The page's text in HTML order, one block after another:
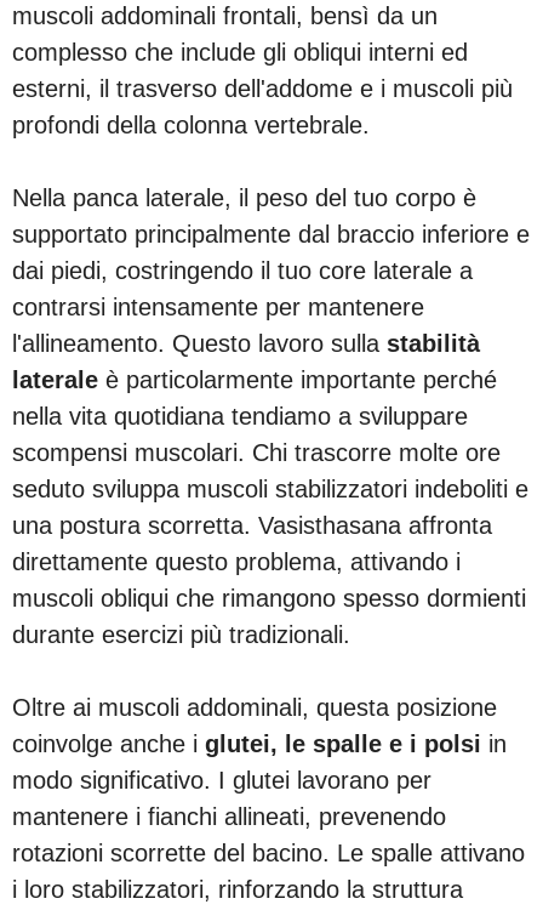
muscoli addominali frontali, bensì da un
complesso che include gli obliqui interni ed
esterni, il trasverso dell'addome e i muscoli più
profondi della colonna vertebrale.
Nella panca laterale, il peso del tuo corpo è
supportato principalmente dal braccio inferiore e
dai piedi, costringendo il tuo core laterale a
contrarsi intensamente per mantenere
l'allineamento. Questo lavoro sulla stabilità
laterale è particolarmente importante perché
nella vita quotidiana tendiamo a sviluppare
scompensi muscolari. Chi trascorre molte ore
seduto sviluppa muscoli stabilizzatori indeboliti e
una postura scorretta. Vasisthasana affronta
direttamente questo problema, attivando i
muscoli obliqui che rimangono spesso dormienti
durante esercizi più tradizionali.
Oltre ai muscoli addominali, questa posizione
coinvolge anche i glutei, le spalle e i polsi in
modo significativo. I glutei lavorano per
mantenere i fianchi allineati, prevenendo
rotazioni scorrette del bacino. Le spalle attivano
i loro stabilizzatori, rinforzando la struttura